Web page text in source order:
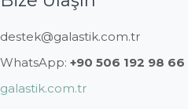
destek@galastik.com.tr
WhatsApp: +90 506 192 98 66
galastik.com.tr